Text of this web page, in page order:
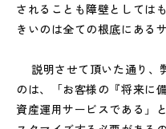
されることも障壁としては
きいのは全ての根底にある
説明させて頂いた通り、
のは、「お客様の『将来に
資産運用サービスである」